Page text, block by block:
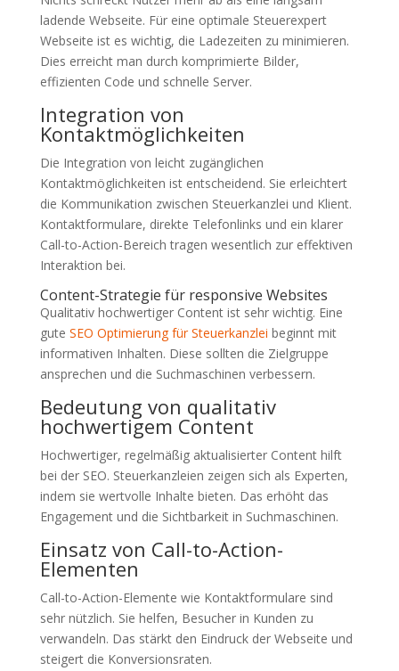
ladende Webseite. Für eine optimale Steuerexpert
Webseite ist es wichtig, die Ladezeiten zu minimieren.
Dies erreicht man durch komprimierte Bilder,
effizienten Code und schnelle Server.
Integration von
Kontaktmöglichkeiten
Die Integration von leicht zugänglichen
Kontaktmöglichkeiten ist entscheidend. Sie erleichtert
die Kommunikation zwischen Steuerkanzlei und Klient.
Kontaktformulare, direkte Telefonlinks und ein klarer
Call-to-Action-Bereich tragen wesentlich zur effektiven
Interaktion bei.
Content-Strategie für responsive Websites
Qualitativ hochwertiger Content ist sehr wichtig. Eine
gute SEO Optimierung für Steuerkanzlei beginnt mit
informativen Inhalten. Diese sollten die Zielgruppe
ansprechen und die Suchmaschinen verbessern.
Bedeutung von qualitativ
hochwertigem Content
Hochwertiger, regelmäßig aktualisierter Content hilft
bei der SEO. Steuerkanzleien zeigen sich als Experten,
indem sie wertvolle Inhalte bieten. Das erhöht das
Engagement und die Sichtbarkeit in Suchmaschinen.
Einsatz von Call-to-Action-
Elementen
Call-to-Action-Elemente wie Kontaktformulare sind
sehr nützlich. Sie helfen, Besucher in Kunden zu
verwandeln. Das stärkt den Eindruck der Webseite und
steigert die Konversionsraten.